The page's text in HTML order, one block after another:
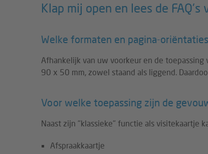
Klap mij open en lees de
Welke formaten en pagina-
Afhankelijk van uw voorkeur en de
90 x 50 mm, zowel staand als liggend.
Voor welke toepassing zijn de
Naast zijn "klassieke" functie als visitekaartje
Afspraakkaartje